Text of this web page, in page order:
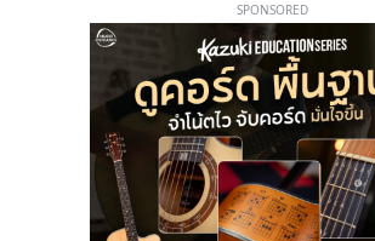
SPONSORED